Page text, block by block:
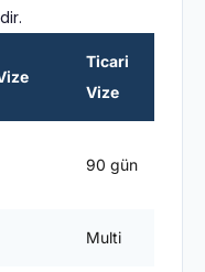
Ticari
Vize
90 gün
Multi